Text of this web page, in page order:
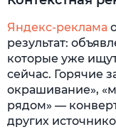
Яндекс-реклама
результат:
которые уже
сейчас. Горячие
окрашивание»,
рядом» —
других